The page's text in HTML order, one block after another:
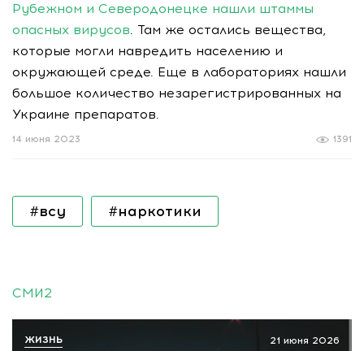
Рубежном и Северодонецке нашли штаммы
опасных вирусов. Там же остались вещества,
которые могли навредить населению и
окружающей среде. Еще в лабораториях нашли
большое количество незарегистрированных на
Украине препаратов.
1391
14 июня 2023
#всу #наркотики
СМИ2
21 июня 2026
ЖИЗНЬ